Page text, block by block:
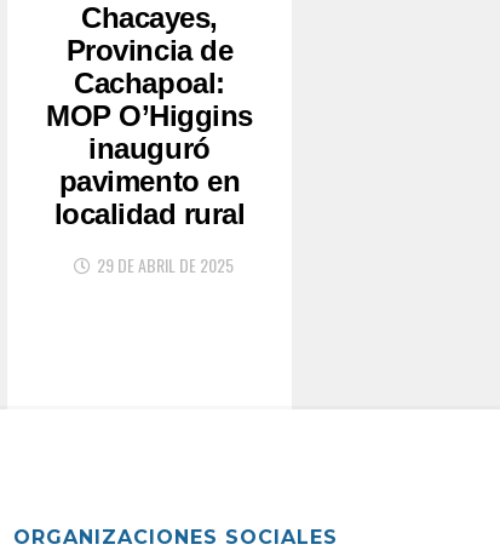
Chacayes,
Provincia de
Cachapoal:
MOP O’Higgins
inauguró
pavimento en
localidad rural
29 DE ABRIL DE 2025
ORGANIZACIONES SOCIALES